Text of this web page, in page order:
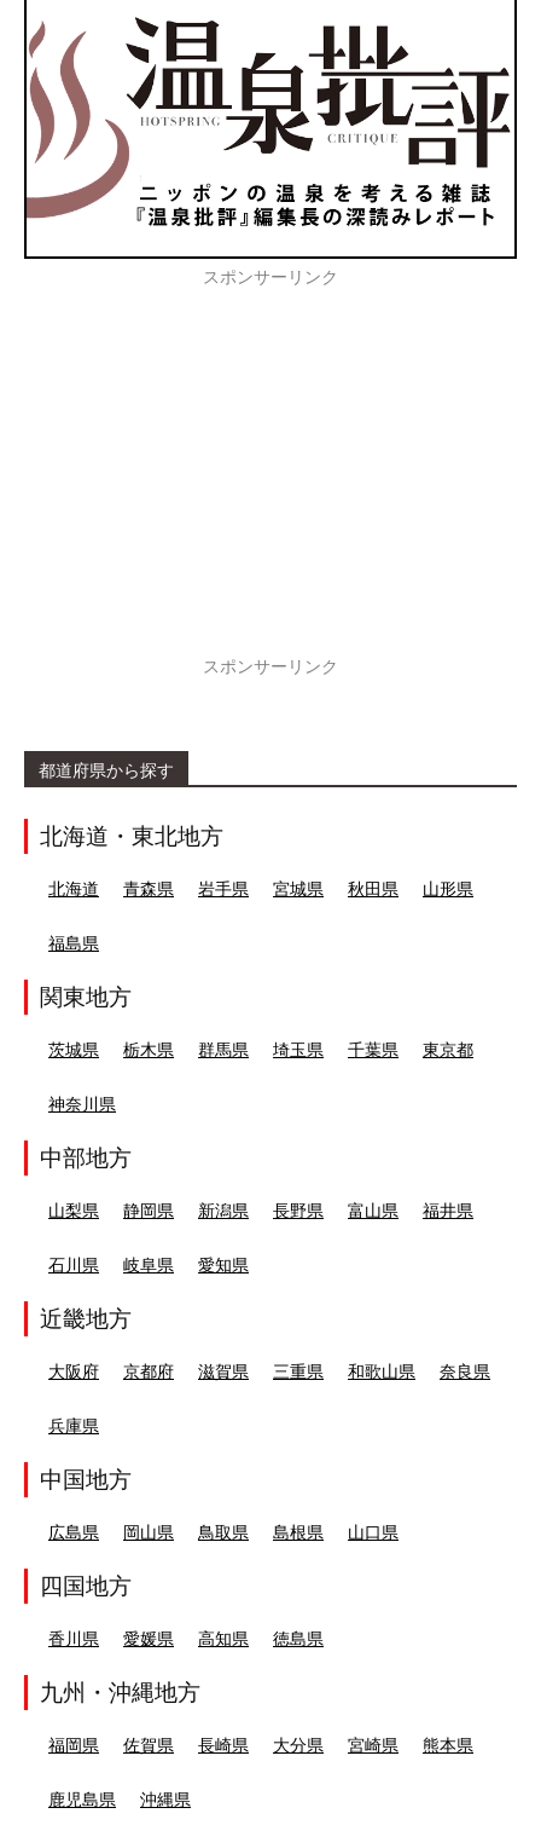
スポンサーリンク
スポンサーリンク
都道府県から探す
北海道・東北地方
北海道 青森県 岩手県 宮城県 秋田県 山形県
福島県
関東地方
茨城県 栃木県 群馬県 埼玉県 千葉県 東京都
神奈川県
中部地方
山梨県 静岡県 新潟県 長野県 富山県 福井県
石川県 岐阜県 愛知県
近畿地方
大阪府 京都府 滋賀県 三重県 和歌山県 奈良県
兵庫県
中国地方
広島県 岡山県 鳥取県 島根県 山口県
四国地方
香川県 愛媛県 高知県 徳島県
九州・沖縄地方
福岡県 佐賀県 長崎県 大分県 宮崎県 熊本県
鹿児島県 沖縄県